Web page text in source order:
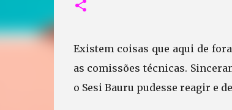
Existem coisas que aqui de
as comissões técnicas.
o Sesi Bauru pudesse reagir e